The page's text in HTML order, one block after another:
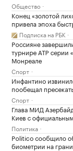
Общество
Конец «золотой
привела эпоха
Подписка на РБК
Россияне
турнире ATP серии
Монреале
Спорт
Инфантино
пообещал
Спорт
Глава МИД
Киев с
Политика
Politico сообщило
биометрии на